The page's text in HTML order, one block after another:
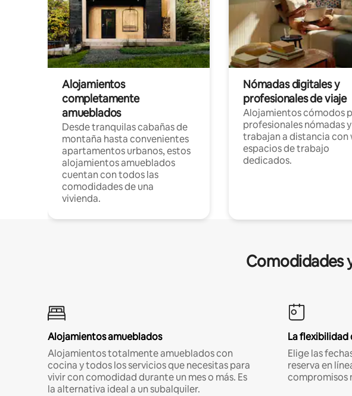
Alojamientos
completamente
amueblados
Desde tranquilas cabañas de
montaña hasta convenientes
apartamentos urbanos, estos
alojamientos amueblados
cuentan con todos las
comodidades de una
vivienda.
Nómadas digitales y
profesionales de viaje
Alojamientos cómodos
profesionales nómadas
trabajan a distancia con
espacios de trabajo
dedicados.
Comodidades
Alojamientos amueblados
Alojamientos totalmente amueblados con
cocina y todos los servicios que necesitas para
vivir con comodidad durante un mes o más. Es
la alternativa ideal a un subalquiler.
La flexibilidad
Elige las
reserva en
compromisos